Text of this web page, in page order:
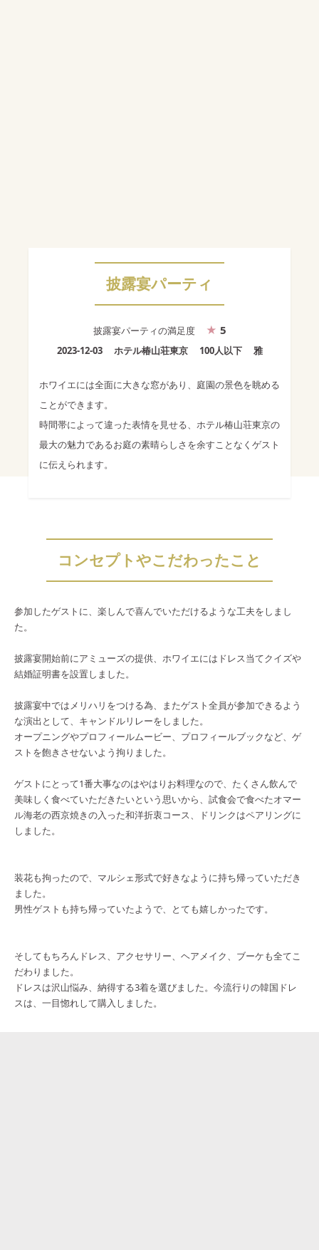
披露宴パーティ
披露宴パーティの満足度 5
2023-12-03 ホテル椿山荘東京 100人以下 雅
ホワイエには全面に大きな窓があり、庭園の景色を眺める
ことができます。
時間帯によって違った表情を見せる、ホテル椿山荘東京の
最大の魅力であるお庭の素晴らしさを余すことなくゲスト
に伝えられます。
コンセプトやこだわったこと
参加したゲストに、楽しんで喜んでいただけるような工夫をしまし
た。
披露宴開始前にアミューズの提供、ホワイエにはドレス当てクイズや
結婚証明書を設置しました。
披露宴中ではメリハリをつける為、またゲスト全員が参加できるよう
な演出として、キャンドルリレーをしました。
オープニングやプロフィールムービー、プロフィールブックなど、ゲ
ストを飽きさせないよう拘りました。
ゲストにとって1番大事なのはやはりお料理なので、たくさん飲んで
美味しく食べていただきたいという思いから、試食会で食べたオマー
ル海老の西京焼きの入った和洋折衷コース、ドリンクはペアリングに
しました。
装花も拘ったので、マルシェ形式で好きなように持ち帰っていただき
ました。
男性ゲストも持ち帰っていたようで、とても嬉しかったです。
そしてもちろんドレス、アクセサリー、ヘアメイク、ブーケも全てこ
だわりました。
ドレスは沢山悩み、納得する3着を選びました。今流行りの韓国ドレ
スは、一目惚れして購入しました。